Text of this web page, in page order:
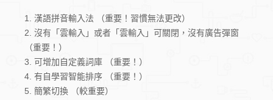
漢語拼音輸入法 （重要！習慣無法更改）
沒有「雲輸入」或者「雲輸入」可關閉，沒有廣告彈窗
（重要！）
可增加自定義詞庫 （重要！）
有自學習智能排序 （重要！）
簡繁切換 （較重要）